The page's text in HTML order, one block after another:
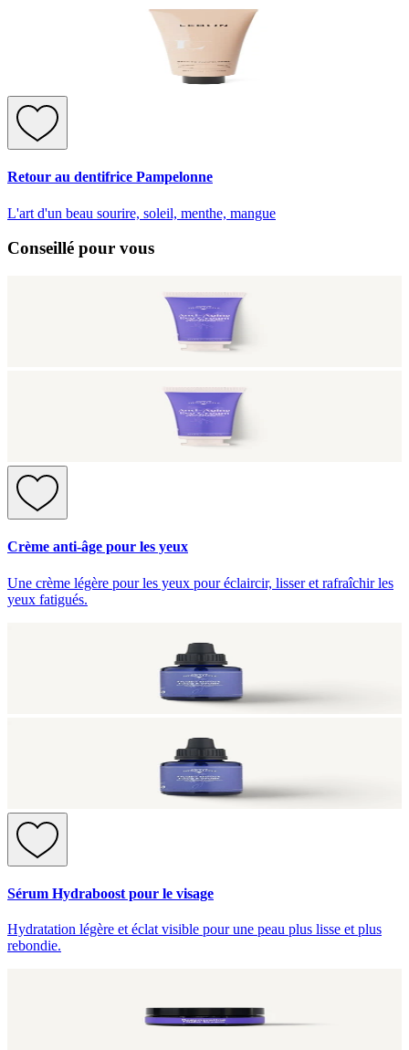
Retour au dentifrice Pampelonne
L'art d'un beau sourire, soleil, menthe, mangue
Conseillé pour vous
Crème anti-âge pour les yeux
Une crème légère pour les yeux pour éclaircir, lisser et rafraîchir les
yeux fatigués.
Sérum Hydraboost pour le visage
Hydratation légère et éclat visible pour une peau plus lisse et plus
rebondie.